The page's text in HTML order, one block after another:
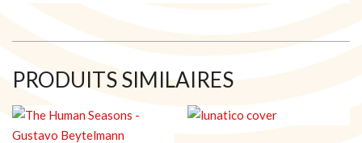
PRODUITS SIMILAIRES